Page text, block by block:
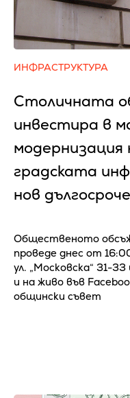
ИНФРАСТРУКТУРА
Столичната
инвестира в
градската
нов
Общественото
проведе днес от
ул. „Московска“ 31-
и на живо във
общински съвет